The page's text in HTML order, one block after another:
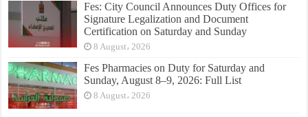
Fes: City Council Announces Duty Offices for
Signature Legalization and Document
Certification on Saturday and Sunday
8 August، 2026
Fes Pharmacies on Duty for Saturday and
Sunday, August 8–9, 2026: Full List
8 August، 2026